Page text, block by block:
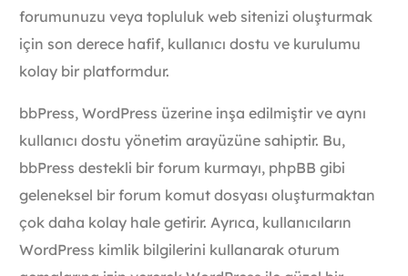
forumunuzu veya topluluk web sitenizi oluşturmak
için son derece hafif, kullanıcı dostu ve kurulumu
kolay bir platformdur.
bbPress, WordPress üzerine inşa edilmiştir ve aynı
kullanıcı dostu yönetim arayüzüne sahiptir. Bu,
bbPress destekli bir forum kurmayı, phpBB gibi
geleneksel bir forum komut dosyası oluşturmaktan
çok daha kolay hale getirir. Ayrıca, kullanıcıların
WordPress kimlik bilgilerini kullanarak oturum